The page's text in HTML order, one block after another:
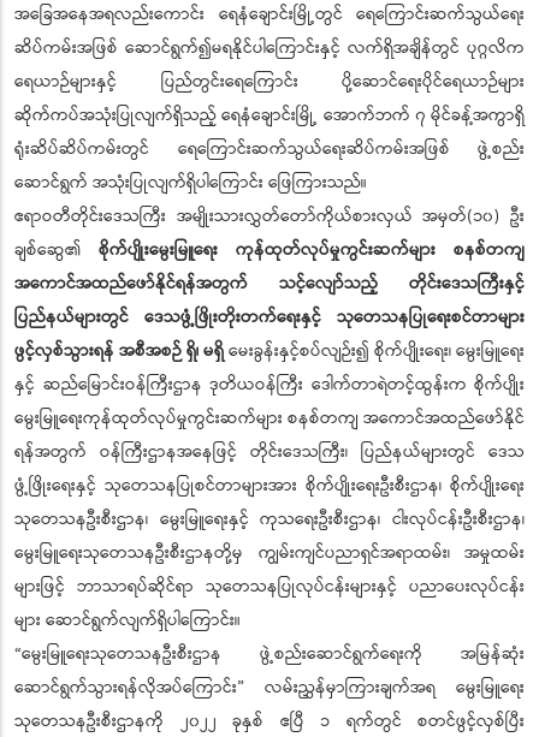
အခြေအနေအရလည်းကောင်း ရေနံချောင်းမြို့တွင် ရေကြောင်းဆက်သွယ်ရေး
ဆိပ်ကမ်းအဖြစ် ဆောင်ရွက်၍မရနိုင်ပါကြောင်းနှင့် လက်ရှိအချိန်တွင် ပုဂ္ဂလိက
ရေယာဉ်များနှင့် ပြည်တွင်းရေကြောင်း ပို့ဆောင်ရေးပိုင်ရေယာဉ်များ
ဆိုက်ကပ်အသုံးပြုလျက်ရှိသည့် ရေနံချောင်းမြို့ အောက်ဘက် ၇ မိုင်ခန့်အကွာရှိ
ရုံးဆိပ်ဆိပ်ကမ်းတွင် ရေကြောင်းဆက်သွယ်ရေးဆိပ်ကမ်းအဖြစ် ဖွဲ့စည်း
ဆောင်ရွက် အသုံးပြုလျက်ရှိပါကြောင်း ဖြေကြားသည်။
ဧရာဝတီတိုင်းဒေသကြီး အမျိုးသားလွှတ်တော်ကိုယ်စားလှယ် အမှတ်(၁၀) ဦး
ချစ်ဆွေ၏ စိုက်ပျိုးမွေးမြူရေး ကုန်ထုတ်လုပ်မှုကွင်းဆက်များ စနစ်တကျ
အကောင်အထည်ဖော်နိုင်ရန်အတွက် သင့်လျော်သည့် တိုင်းဒေသကြီးနှင့်
ပြည်နယ်များတွင် ဒေသဖွံ့ဖြိုးတိုးတက်ရေးနှင့် သုတေသနပြုရေးစင်တာများ
ဖွင့်လှစ်သွားရန် အစီအစဉ် ရှိ၊ မရှိမေးခွန်းနှင့်စပ်လျဉ်း၍ စိုက်ပျိုးရေး၊ မွေးမြူရေး
နှင့် ဆည်မြောင်းဝန်ကြီးဌာန ဒုတိယဝန်ကြီး ဒေါက်တာရဲတင့်ထွန်းက စိုက်ပျိုး
မွေးမြူရေးကုန်ထုတ်လုပ်မှုကွင်းဆက်များ စနစ်တကျ အကောင်အထည်ဖော်နိုင်
ရန်အတွက် ဝန်ကြီးဌာနအနေဖြင့် တိုင်းဒေသကြီး၊ ပြည်နယ်များတွင် ဒေသ
ဖွံ့ဖြိုးရေးနှင့် သုတေသနပြုစင်တာများအား စိုက်ပျိုးရေးဦးစီးဌာန၊ စိုက်ပျိုးရေး
သုတေသနဦးစီးဌာန၊ မွေးမြူရေးနှင့် ကုသရေးဦးစီးဌာန၊ ငါးလုပ်ငန်းဦးစီးဌာန၊
မွေးမြူရေးသုတေသနဦးစီးဌာနတို့မှ ကျွမ်းကျင်ပညာရှင်အရာထမ်း၊ အမှုထမ်း
များဖြင့် ဘာသာရပ်ဆိုင်ရာ သုတေသနပြုလုပ်ငန်းများနှင့် ပညာပေးလုပ်ငန်း
များ ဆောင်ရွက်လျက်ရှိပါကြောင်း။
“မွေးမြူရေးသုတေသနဦးစီးဌာန ဖွဲ့စည်းဆောင်ရွက်ရေးကို အမြန်ဆုံး
ဆောင်ရွက်သွားရန်လိုအပ်ကြောင်း” လမ်းညွှန်မှာကြားချက်အရ မွေးမြူရေး
သုတေသနဦးစီးဌာနကို ၂၀၂၂ ခုနှစ် ဧပြီ ၁ ရက်တွင် စတင်ဖွင့်လှစ်ပြီး